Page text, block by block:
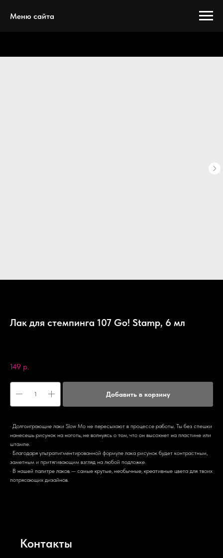
Меню сайта
Лак для стемпинга 107 Go! Stamp, 6 мл
149 р.
Добавить в корзину
· Долгоиграющие лаки Slow Mo не пересыхают в процессе работы. Ты без спешки
нанесешь рисунок на ноготь, не волнуясь о том, что он высохнет на пластине или
штампе.
· Благодаря ультрапигментированной формуле лака рисунок будет контрастным,
заметным и притягивающим взгляд на любой подложке.
· В нашей палитре лаков — самые крутые, необычные, креативные цвета для твоих
потрясающих дизайнов.
Контакты